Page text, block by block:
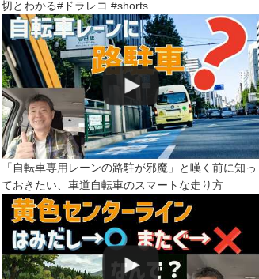
切とわかる#ドラレコ #shorts
「自転車専用レーンの路駐が邪魔」と嘆く前に知っ
ておきたい、車道自転車のスマートな走り方